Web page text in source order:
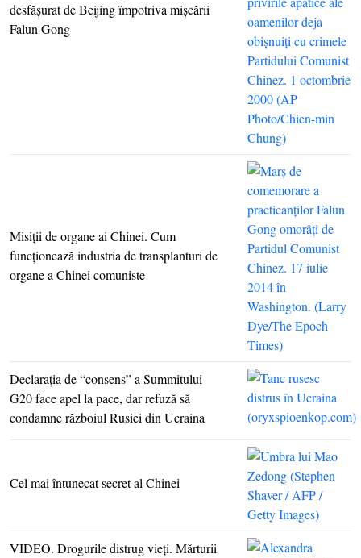
desfăşurat de Beijing împotriva mişcării
Falun Gong
Misiţii de organe ai Chinei. Cum
funcţionează industria de transplanturi de
organe a Chinei comuniste
Declaraţia de “consens” a Summitului
G20 face apel la pace, dar refuză să
condamne războiul Rusiei din Ucraina
Cel mai întunecat secret al Chinei
VIDEO. Drogurile distrug vieţi. Mărturii